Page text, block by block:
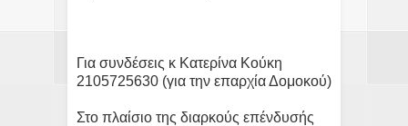
Για συνδέσεις κ Κατερίνα Κούκη
2105725630 (για την επαρχία Δομοκού)
Στο πλαίσιο της διαρκούς επένδυσής